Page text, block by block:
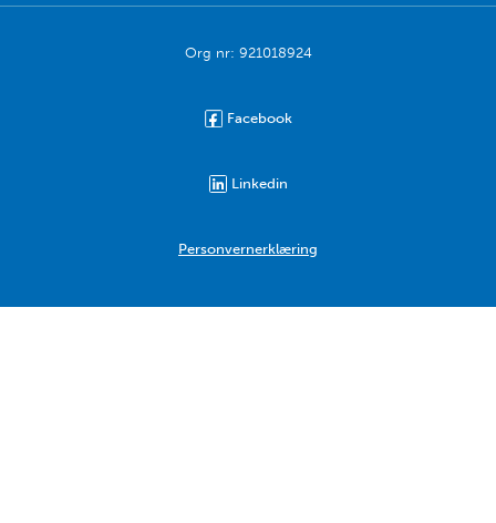
Org nr: 921018924
Facebook
Linkedin
Personvernerklæring